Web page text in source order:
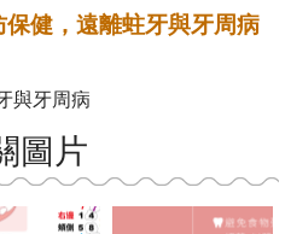
健，遠離蛀牙與牙周病
與牙周病
圖片